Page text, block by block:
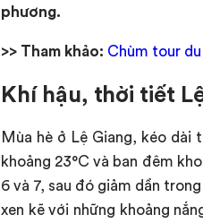
phương.
>> Tham khảo: Chùm tour
Khí hậu, thời tiết
Mùa hè ở Lệ Giang, kéo dài
khoảng 23°C và ban đêm
6 và 7, sau đó giảm dần
xen kẽ với những khoảng